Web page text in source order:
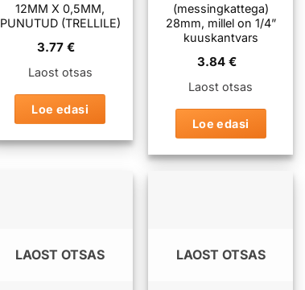
12MM X 0,5MM,
PUNUTUD (TRELLILE)
3.77€
Laost otsas
Loe edasi
(messingkattega)
28mm, millel on 1/4”
kuuskantvars
3.84 €
Laost otsas
Loe edasi
LAOST OTSAS LAOST OTSAS